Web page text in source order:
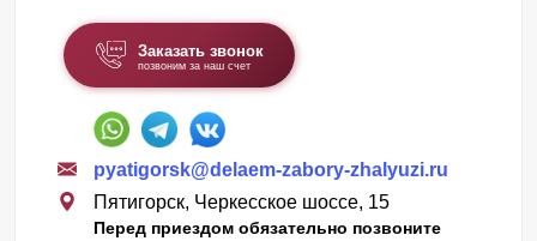
Заказать звонок
позвоним за наш счет
pyatigorsk@delaem-zabory-zhalyuzi.ru
Пятигорск, Черкесское шоссе, 15
Перед приездом обязательно позвоните